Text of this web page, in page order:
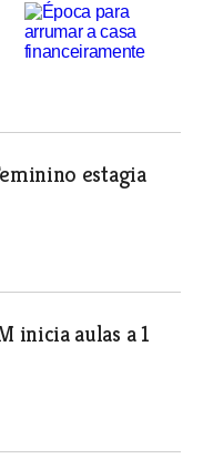
estagia
inicia aulas a 1